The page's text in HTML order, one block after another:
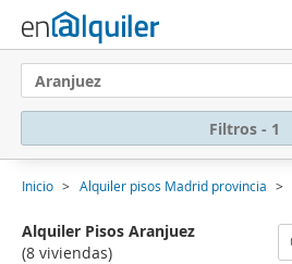
Aranjuez
Filtros - 1
Inicio Alquiler pisos Madrid provincia
Alquiler Pisos Aranjuez
(8 viviendas)